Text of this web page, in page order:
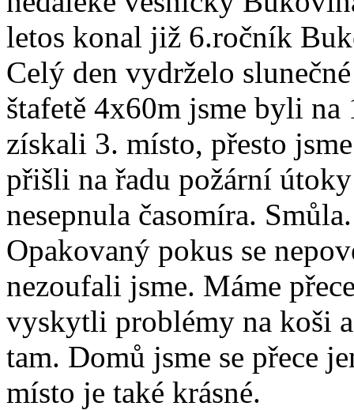
letos konal již 6.ročník
Celý den vydrželo
štafetě 4x60m jsme byli na
získali 3. místo, přesto
přišli na řadu požární
nesepnula časomíra.
Opakovaný pokus se
nezoufali jsme. Máme
vyskytli problémy na koši
tam. Domů jsme se přece
místo je také krásné.